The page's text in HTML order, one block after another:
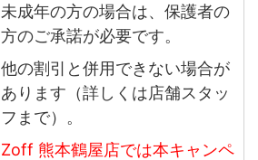
未成年の方の場合は、保護者の
方のご承諾が必要です。
他の割引と併用できない場合が
あります（詳しくは店舗スタッ
フまで）。
Zoff 熊本鶴屋店では本キャンペ